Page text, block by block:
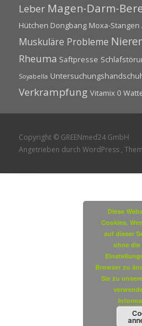
Leber Magen-Darm-
Hütchen Dongbang Moxa-
Muskuläre Probleme
Rheuma Saftpresse
Soyabella
Verkrampfung Vitamix 0
Copyright © GREENmed24 GmbH
Angetrieben durch WordPress ,
Diese
Cookies.
auf dieser
ohne die
Browser zu
Sie zu